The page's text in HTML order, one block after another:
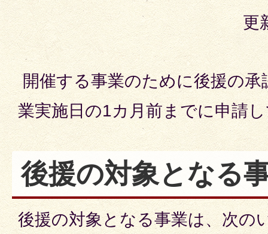
更
開催する事業のために後援の承
業実施日の1カ月前までに申請
後援の対象となる
後援の対象となる事業は、次の